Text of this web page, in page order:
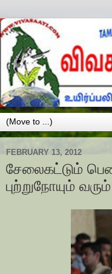
FEBRUARY 13, 2012
சேலைகட்டும்
புற்றுநோயும் வரும்